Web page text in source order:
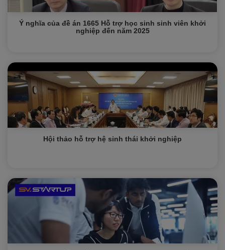
Ý nghĩa của đề án 1665 Hỗ trợ học sinh sinh viên khởi
nghiệp đến năm 2025
Hội thảo hỗ trợ hệ sinh thái khởi nghiệp